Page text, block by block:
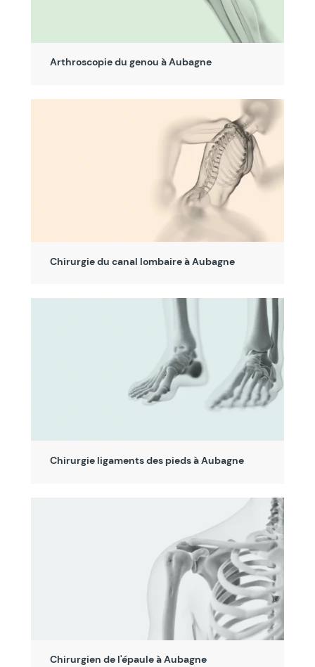
Arthroscopie du genou à Aubagne
Chirurgie du canal lombaire à Aubagne
Chirurgie ligaments des pieds à Aubagne
Chirurgien de l'épaule à Aubagne